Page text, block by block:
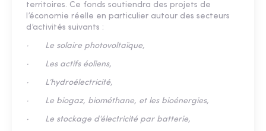
territoires. Ce fonds soutiendra des projets de
l’économie réelle en particulier autour des secteurs
d’activités suivants :
· Le solaire photovoltaïque,
· Les actifs éoliens,
· L’hydroélectricité,
· Le biogaz, biométhane, et les bioénergies,
· Le stockage d’électricité par batterie,